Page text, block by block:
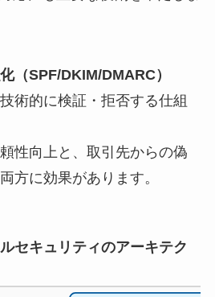
（SPF/DKIM/DMARC）
術的に検証・拒否する仕組
性向上と、取引先からの偽
方に効果があります。
セキュリティのアーキテク